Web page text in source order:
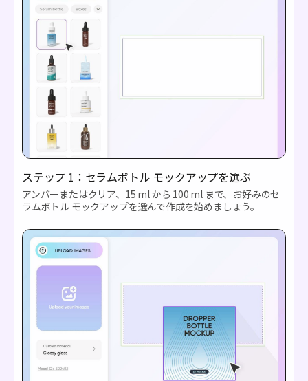
ステップ 1：セラムボトル モックアップを選ぶ
アンバーまたはクリア、15 ml から 100 ml まで、お好みのセ
ラムボトル モックアップを選んで作成を始めましょう。